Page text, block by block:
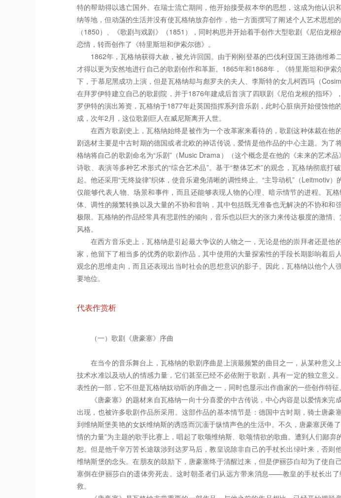
特的帮助得以逃亡国外。在瑞士流亡期间，他开始接受叔本华的思想，这成为他认
纳等地，但动荡的生活并没有使瓦格纳放弃创作，他一方面撰写了阐述个人艺术思想
（1850）、《歌剧与戏剧》（1851），同时构思并开始着手创作大型歌剧《尼伯龙
恋情，转而创作了《特里斯坦和伊索尔德》。
1862年，瓦格纳获得大赦，被允许回国。由于刚刚登基的巴伐利亚国王路德维
才得以更为安然地进行自己的歌剧创作和革新。1865年和1868年，《特里斯坦和伊
下，于慕尼黑成功上演，但是瓦格纳却与彪罗夫的夫人、李斯特的女儿柯西玛（
在拜罗伊特建立自己的歌剧院，并于1876年建成后首演了四联剧《尼伯龙根的指环
罗伊特的演出筹资，瓦格纳于1877年赴英国指挥系列音乐剧，此时心脏病开始侵蚀
成，次年2月，这位歌剧巨人在威尼斯离开人世。
在西方歌剧史上，瓦格纳始终是被作为一个改革家来看待的，歌剧这种体裁在他
剧选材主要是中古时期的德国或者北欧的神话传说，爱情是他作品的中心主题。为
格纳将自己的歌剧命名为“乐剧”（Music Drama）（这个概念是在他的《未来的艺术品
诗歌、表演等多种艺术形式的“综合艺术品”。基于“整体艺术”的观念，瓦格纳彻底
起。他还采用“无终旋律”织体，使音乐避免清晰的调性终止。“主导动机”（Leitmotiv
仅能够代表人物、场景和事件，而且还能够表现人物的心理、暗示情节的进程。瓦
体、调性的频繁转换以及大量的不协和音响，其中包括既无准备也无解决的不协和和
极限。瓦格纳的作品经常具有悲剧性的倾向，音乐也以巨大的张力来传达极度的激情
风格。
在西方音乐史上，瓦格纳是引起最大争议的人物之一，无论是他的崇拜者还是他
家，他留下了相当多的优秀的歌剧作品，其中使用的大量探索性的手段长期影响着
观念的思维走向，而且还表现出当时社会的思想意识的影子。因此，瓦格纳以他个
要地位。
代表作赏析
（一）歌剧《唐豪塞》序曲
在当今的音乐舞台上，瓦格纳的歌剧序曲是上演最频繁的曲目之一，从某种意义
技术水准以及动人的情感力量，它们甚至已经不必依附于歌剧，具有一定的独立意
表性的一部，它不但是瓦格纳奴动听的序曲之一，同时也显示出作曲家的一些创作特征。
《唐豪塞》的题材来自瓦格纳一向十分喜爱的中古传说，中心内容是以爱情来
出现，也被许多歌剧作品所采用。这部作品的基本情节是：德国中古时期，骑士唐
到维纳斯堡美艳的女妖维纳斯的诱惑而沉湎于纵情声色的生活中。不久，唐豪塞厌倦
情的力量”为主题的歌手比赛上，唱起了歌颂维纳斯、歌颂情欲的歌曲。遭到人们鄙
恕。但是他千辛万苦长途跋涉到达罗马后，教皇说除非自己的手杖长出绿叶来，否则
维纳斯堡的念头。在朋友的鼓励下，唐豪塞终于清醒过来，但是伊丽莎白却为了使自
塞倒在伊丽莎白的遗体旁死去。这时朝圣者们从远方带来消息——教皇的手杖长出
救。